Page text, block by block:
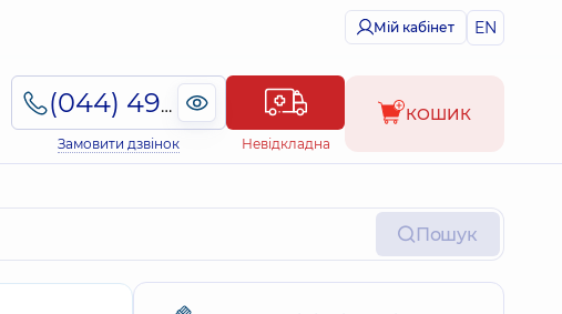
Мій кабінет EN
(044) 495-2-888
Замовити дзвінок Невідкладна
КОШИК
Пошук